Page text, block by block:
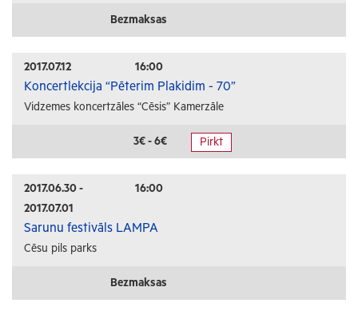
Bezmaksas
2017.07.12 16:00
Koncertlekcija “Pēterim Plakidim - 70”
Vidzemes koncertzāles “Cēsis” Kamerzāle
3€ - 6€ Pirkt
2017.06.30 -
2017.07.01
16:00
Sarunu festivāls LAMPA
Cēsu pils parks
Bezmaksas